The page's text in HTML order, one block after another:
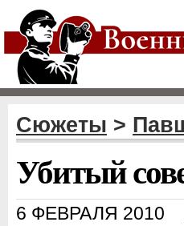
Сюжеты >
Убитый
6 ФЕВРАЛЯ 2010